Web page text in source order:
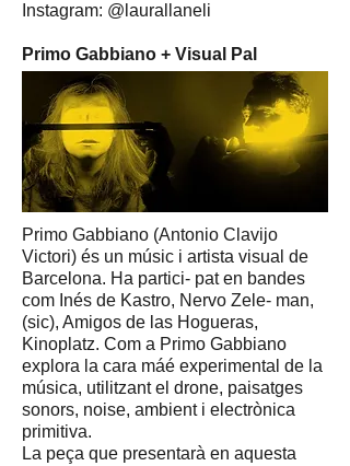
Instagram: @laurallaneli
Primo Gabbiano + Visual Pal
Primo Gabbiano (Antonio Clavijo
Victori) és un músic i artista visual de
Barcelona. Ha partici- pat en bandes
com Inés de Kastro, Nervo Zele- man,
(sic), Amigos de las Hogueras,
Kinoplatz. Com a Primo Gabbiano
explora la cara máé experimental de la
música, utilitzant el drone, paisatges
sonors, noise, ambient i electrònica
primitiva.
La peça que presentarà en aquesta